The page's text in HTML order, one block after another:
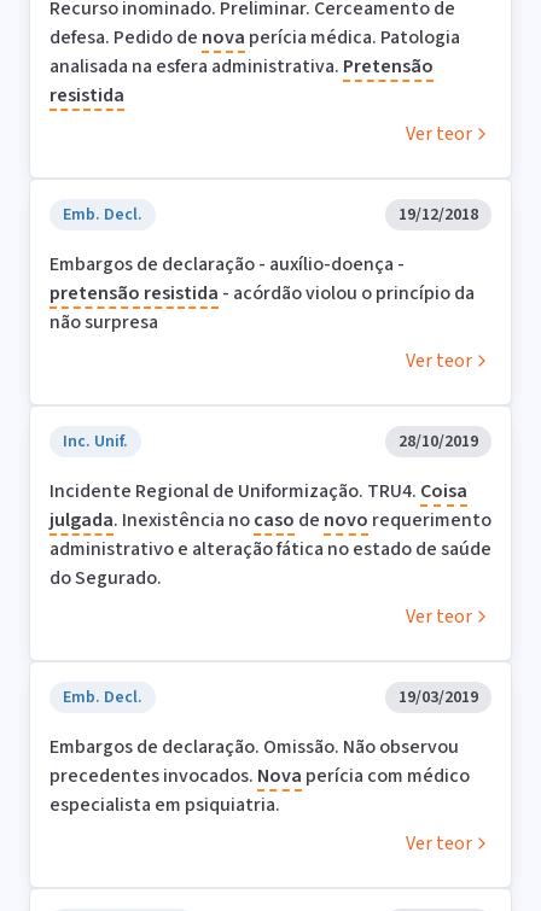
Recurso inominado. Preliminar. Cerceamento de
defesa. Pedido de nova perícia médica. Patologia
analisada na esfera administrativa. Pretensão
resistida
Ver teor
Emb. Decl. 19/12/2018
Embargos de declaração - auxílio-doença -
pretensão resistida - acórdão violou o princípio da
não surpresa
Ver teor
Inc. Unif. 28/10/2019
Incidente Regional de Uniformização. TRU4. Coisa
julgada. Inexistência nocaso de novo requerimento
administrativo e alteração fática no estado de saúde
do Segurado.
Ver teor
Emb. Decl. 19/03/2019
Embargos de declaração. Omissão. Não observou
precedentes invocados. Nova perícia com médico
especialista em psiquiatria.
Ver teor